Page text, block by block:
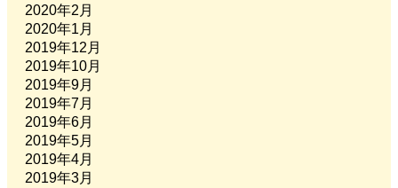
2020年2月
2020年1月
2019年12月
2019年10月
2019年9月
2019年7月
2019年6月
2019年5月
2019年4月
2019年3月